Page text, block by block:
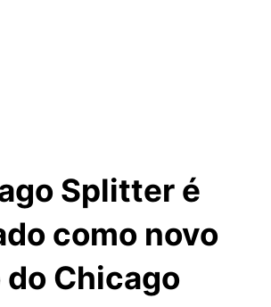
Splitter é
como novo
Chicago